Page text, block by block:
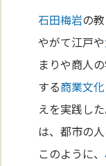
石田梅岩の
やがて江戸や
まりや商人
する商業文化
えを実践し
は、都市の
このように、